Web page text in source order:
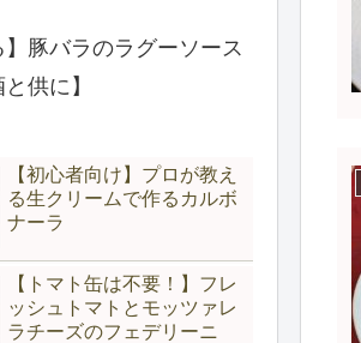
】豚バラのラグーソース
供に】
【初心者向け】プロが教え
る生クリームで作るカルボ
ナーラ
【トマト缶は不要！】フレ
ッシュトマトとモッツァレ
ラチーズのフェデリーニ